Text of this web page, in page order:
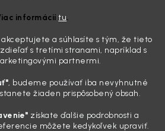
informáciítu.
akceptujete a súhlasíte s tým, že tieto
s tretími stranami, napríklad s
partnermi.
, budeme používať iba nevyhnutné
žiaden prispôsobený obsah.
získate ďalšie podrobnosti a
môžete kedykoľvek upraviť.
a pred vami zaprášená kapota. Pre
relax. Lenže keď si v košíku spočítate
a utierky, výsledná suma vie poriadne
je, že aj profi výbava ...
overených vychytávok, ktoré z